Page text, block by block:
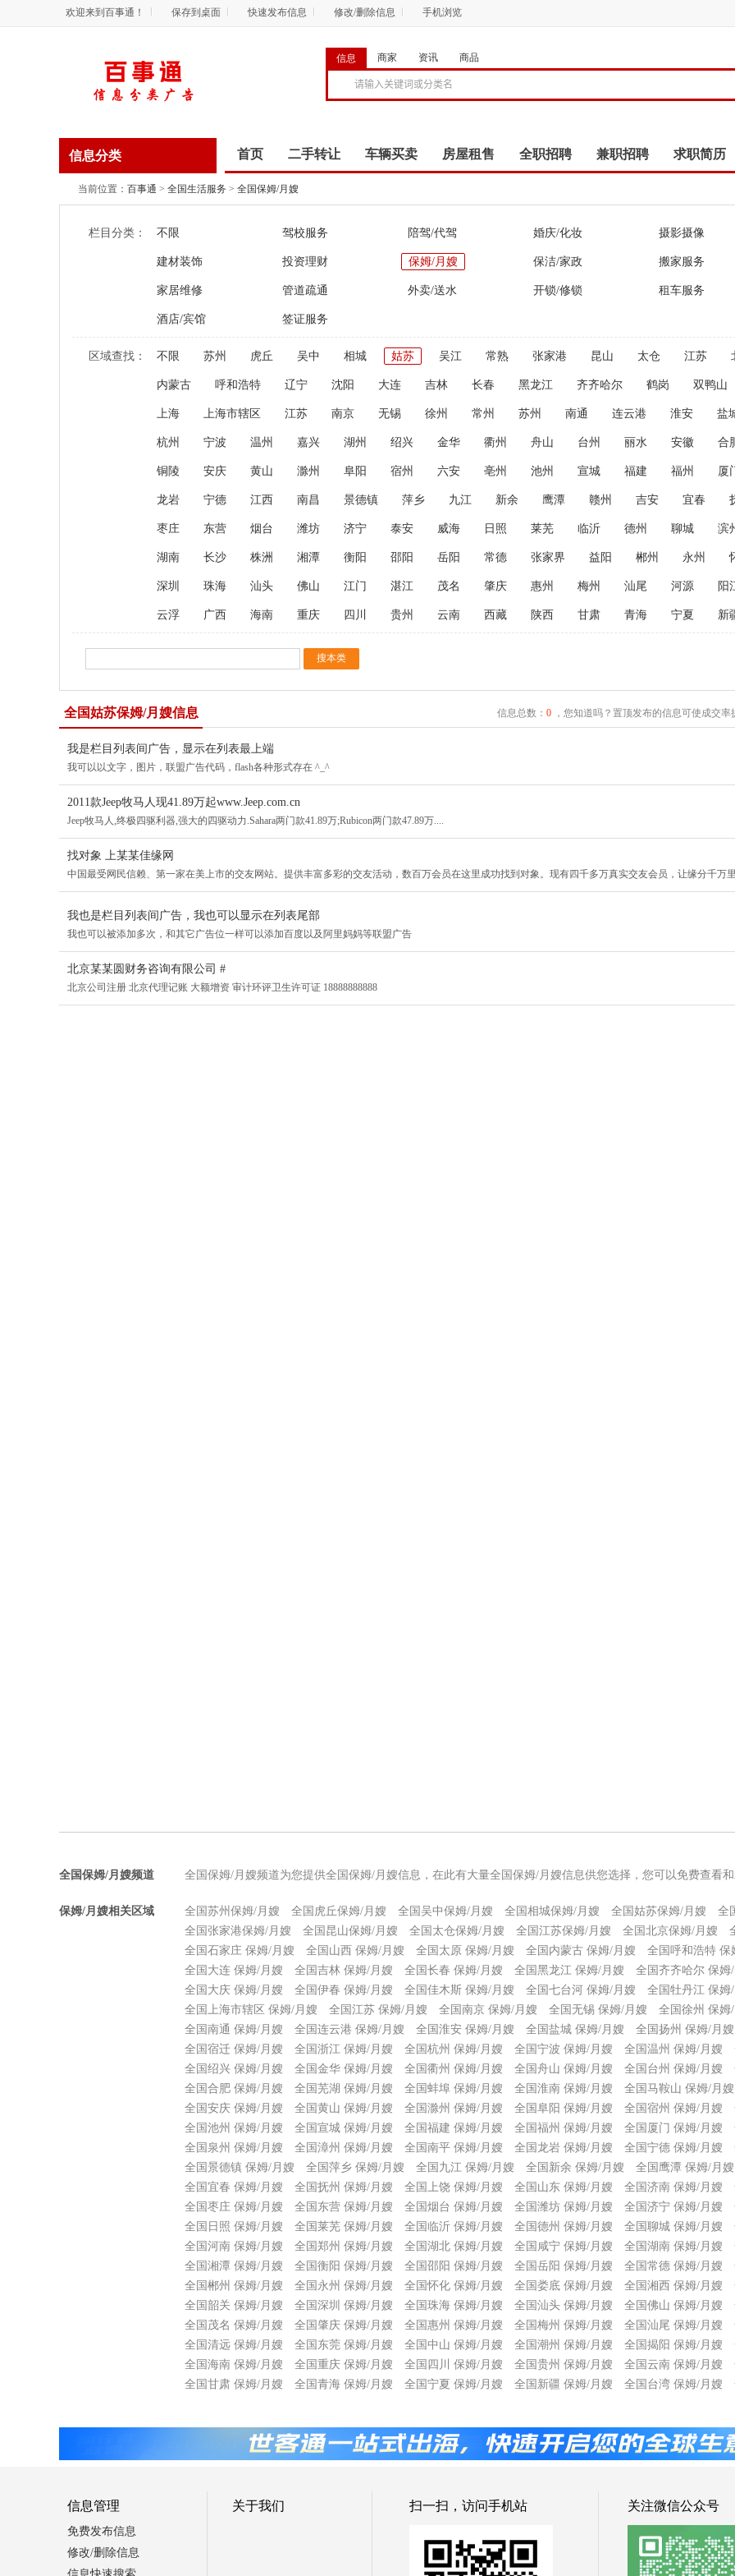
欢迎来到百事通！ 保存到桌面 快速发布信息 修改/删除信息 手机浏览
信息 商家 资讯 商品
信息分类 首页 二手转让 车辆买卖 房屋租售 全职招聘 兼职招聘 求职简历
商务服务
当前位置： 百事通 > 全国生活服务 > 全国保姆/月嫂
栏目分类： 不限 驾校服务 陪驾/代驾 婚庆/化妆 摄影摄像
建材装饰 投资理财 保姆/月嫂 保洁/家政 搬家服务
家居维修 管道疏通 外卖/送水 开锁/修锁 租车服务
酒店/宾馆 签证服务
区域查找： 不限 苏州 虎丘 吴中 相城 姑苏 吴江 常熟 张家港 昆山 太仓 江苏
内蒙古 呼和浩特 辽宁 沈阳 大连 吉林 长春 黑龙江 齐齐哈尔 鹤岗 双鸭山
上海 上海市辖区 江苏 南京 无锡 徐州 常州 苏州 南通 连云港 淮安 盐
杭州 宁波 温州 嘉兴 湖州 绍兴 金华 衢州 舟山 台州 丽水 安徽 合
铜陵 安庆 黄山 滁州 阜阳 宿州 六安 亳州 池州 宣城 福建 福州 厦
龙岩 宁德 江西 南昌 景德镇 萍乡 九江 新余 鹰潭 赣州 吉安 宜春
枣庄 东营 烟台 潍坊 济宁 泰安 威海 日照 莱芜 临沂 德州 聊城 滨
湖南 长沙 株洲 湘潭 衡阳 邵阳 岳阳 常德 张家界 益阳 郴州 永州
深圳 珠海 汕头 佛山 江门 湛江 茂名 肇庆 惠州 梅州 汕尾 河源 阳
云浮 广西 海南 重庆 四川 贵州 云南 西藏 陕西 甘肃 青海 宁夏 新
全国姑苏保姆/月嫂信息 信息总数： 0，您知道吗？置顶发布的信息可使成交率
我是栏目列表间广告，显示在列表最上端
我可以以文字，图片，联盟广告代码，flash各种形式存在 ^_^
2011款Jeep牧马人现41.89万起www.Jeep.com.cn
Jeep牧马人,终极四驱利器,强大的四驱动力.Sahara两门款41.89万;Rubicon两门款47.89万....
找对象 上某某佳缘网
中国最受网民信赖、第一家在美上市的交友网站。提供丰富多彩的交友活动，数百万会员在这里成功找到对象。现有四千多万真实交友会员，让缘分千万
我也是栏目列表间广告，我也可以显示在列表尾部
我也可以被添加多次，和其它广告位一样可以添加百度以及阿里妈妈等联盟广告
北京某某圆财务咨询有限公司 #
北京公司注册 北京代理记账 大额增资 审计环评卫生许可证 18888888888
全国保姆/月嫂频道 全国保姆/月嫂频道为您提供全国保姆/月嫂信息，在此有大量全国保姆/月嫂信息供您选择，您可以免费查看
保姆/月嫂相关区域 全国苏州保姆/月嫂 全国虎丘保姆/月嫂 全国吴中保姆/月嫂 全国相城保姆/月嫂 全国姑苏保姆/月嫂
全
全国张家港保姆/月嫂
全国昆山保姆/月嫂 全国太仓保姆/月嫂 全国江苏保姆/月嫂 全国北京保姆/月嫂
全国石家庄 保姆/月嫂
全国山西 保姆/月嫂 全国太原 保姆/月嫂 全国内蒙古 保姆/月嫂
全国呼和浩特 保
全国大连 保姆/月嫂
全国吉林 保姆/月嫂 全国长春 保姆/月嫂 全国黑龙江 保姆/月嫂
全国齐齐哈尔 保姆
全国大庆 保姆/月嫂
全国伊春 保姆/月嫂 全国佳木斯 保姆/月嫂 全国七台河 保姆/月嫂
全国牡丹江 保姆
全国上海市辖区 保姆/月嫂
全国江苏 保姆/月嫂 全国南京 保姆/月嫂 全国无锡 保姆/月嫂
全国徐州 保姆
全国南通 保姆/月嫂
全国连云港 保姆/月嫂 全国淮安 保姆/月嫂 全国盐城 保姆/月嫂
全国扬州 保姆/月嫂
全国宿迁 保姆/月嫂
全国浙江 保姆/月嫂 全国杭州 保姆/月嫂 全国宁波 保姆/月嫂 全国温州 保姆/月嫂
全国绍兴 保姆/月嫂
全国金华 保姆/月嫂 全国衢州 保姆/月嫂 全国舟山 保姆/月嫂 全国台州 保姆/月嫂
全国合肥 保姆/月嫂
全国芜湖 保姆/月嫂 全国蚌埠 保姆/月嫂 全国淮南 保姆/月嫂
全国马鞍山 保姆/月嫂
全国安庆 保姆/月嫂
全国黄山 保姆/月嫂 全国滁州 保姆/月嫂 全国阜阳 保姆/月嫂 全国宿州 保姆/月嫂
全国池州 保姆/月嫂
全国宣城 保姆/月嫂 全国福建 保姆/月嫂 全国福州 保姆/月嫂 全国厦门 保姆/月嫂
全国泉州 保姆/月嫂
全国漳州 保姆/月嫂 全国南平 保姆/月嫂 全国龙岩 保姆/月嫂 全国宁德 保姆/月嫂
全国景德镇 保姆/月嫂
全国萍乡 保姆/月嫂 全国九江 保姆/月嫂 全国新余 保姆/月嫂
全国鹰潭 保姆/月嫂
全国宜春 保姆/月嫂
全国抚州 保姆/月嫂 全国上饶 保姆/月嫂 全国山东 保姆/月嫂 全国济南 保姆/月嫂
全国枣庄 保姆/月嫂
全国东营 保姆/月嫂 全国烟台 保姆/月嫂 全国潍坊 保姆/月嫂 全国济宁 保姆/月嫂
全国日照 保姆/月嫂
全国莱芜 保姆/月嫂 全国临沂 保姆/月嫂 全国德州 保姆/月嫂 全国聊城 保姆/月嫂
全国河南 保姆/月嫂
全国郑州 保姆/月嫂 全国湖北 保姆/月嫂 全国咸宁 保姆/月嫂 全国湖南 保姆/月嫂
全国湘潭 保姆/月嫂
全国衡阳 保姆/月嫂 全国邵阳 保姆/月嫂 全国岳阳 保姆/月嫂 全国常德 保姆/月嫂
全国郴州 保姆/月嫂
全国永州 保姆/月嫂 全国怀化 保姆/月嫂 全国娄底 保姆/月嫂 全国湘西 保姆/月嫂
全国韶关 保姆/月嫂
全国深圳 保姆/月嫂 全国珠海 保姆/月嫂 全国汕头 保姆/月嫂 全国佛山 保姆/月嫂
全国茂名 保姆/月嫂
全国肇庆 保姆/月嫂 全国惠州 保姆/月嫂 全国梅州 保姆/月嫂 全国汕尾 保姆/月嫂
全国清远 保姆/月嫂
全国东莞 保姆/月嫂 全国中山 保姆/月嫂 全国潮州 保姆/月嫂 全国揭阳 保姆/月嫂
全国海南 保姆/月嫂
全国重庆 保姆/月嫂 全国四川 保姆/月嫂 全国贵州 保姆/月嫂 全国云南 保姆/月嫂
全国甘肃 保姆/月嫂
全国青海 保姆/月嫂 全国宁夏 保姆/月嫂 全国新疆 保姆/月嫂 全国台湾 保姆/月嫂
信息管理
免费发布信息
修改/删除信息
关于我们 扫一扫，访问手机站 关注微信公众号